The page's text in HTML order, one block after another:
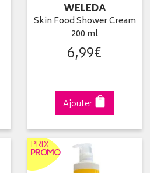
WELEDA
Skin Food Shower Cream
200 ml
6,99€
Ajouter
PRIX
PROMO